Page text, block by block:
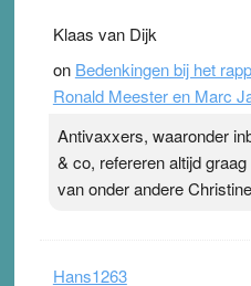
Klaas van Dijk
on Bedenkingen bij het
Ronald Meester en Marc
Antivaxxers, waaronder
& co, refereren altijd
van onder andere
Hans1263